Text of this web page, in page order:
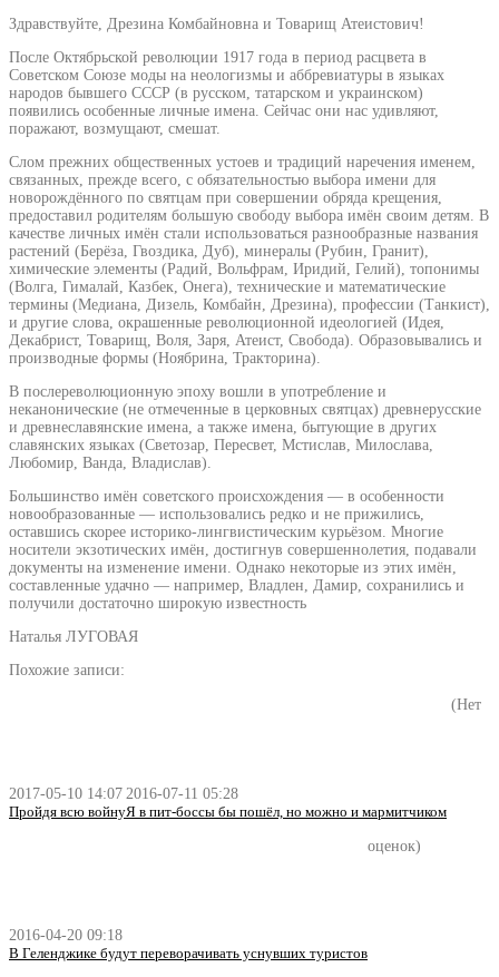
Здравствуйте, Дрезина Комбайновна и Товарищ Атеистович!
После Октябрьской революции 1917 года в период расцвета в
Советском Союзе моды на неологизмы и аббревиатуры в языках
народов бывшего СССР (в русском, татарском и украинском)
появились особенные личные имена. Сейчас они нас удивляют,
поражают, возмущают, смешат.
Слом прежних общественных устоев и традиций наречения именем,
связанных, прежде всего, с обязательностью выбора имени для
новорождённого по святцам при совершении обряда крещения,
предоставил родителям большую свободу выбора имён своим детям. В
качестве личных имён стали использоваться разнообразные названия
растений (Берёза, Гвоздика, Дуб), минералы (Рубин, Гранит),
химические элементы (Радий, Вольфрам, Иридий, Гелий), топонимы
(Волга, Гималай, Казбек, Онега), технические и математические
термины (Медиана, Дизель, Комбайн, Дрезина), профессии (Танкист),
и другие слова, окрашенные революционной идеологией (Идея,
Декабрист, Товарищ, Воля, Заря, Атеист, Свобода). Образовывались и
производные формы (Ноябрина, Тракторина).
В послереволюционную эпоху вошли в употребление и
неканонические (не отмеченные в церковных святцах) древнерусские
и древнеславянские имена, а также имена, бытующие в других
славянских языках (Светозар, Пересвет, Мстислав, Милослава,
Любомир, Ванда, Владислав).
Большинство имён советского происхождения — в особенности
новообразованные — использовались редко и не прижились,
оставшись скорее историко-лингвистическим курьёзом. Многие
носители экзотических имён, достигнув совершеннолетия, подавали
документы на изменение имени. Однако некоторые из этих имён,
составленные удачно — например, Владлен, Дамир, сохранились и
получили достаточно широкую известность
Наталья ЛУГОВАЯ
Похожие записи:
2017-05-10 14:07
Пройдя всю войну
2016-07-11 05:28
Я в пит-боссы бы пошёл, но можно и мармитчиком
2016-04-20 09:18
В Геленджике будут переворачивать уснувших туристов
(Нет
оценок)